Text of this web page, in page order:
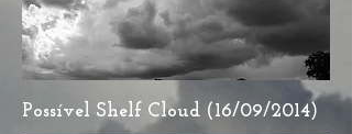
Possível Shelf Cloud (16/09/2014)